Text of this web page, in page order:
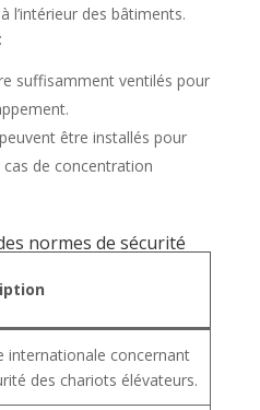
l’intérieur des bâtiments.
suffisamment ventilés pour
être installés pour
de concentration
normes de sécurité
internationale concernant
des chariots élévateurs.